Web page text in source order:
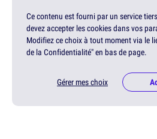
Ce contenu est fourni par un service
devez accepter les cookies dans vos
Modifiez ce choix à tout moment via le
de la Confidentialité" en bas de page.
Gérer mes choix